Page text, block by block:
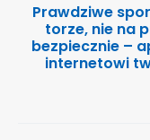
Prawdziwe
torze, nie na
bezpiecznie –
internetowi